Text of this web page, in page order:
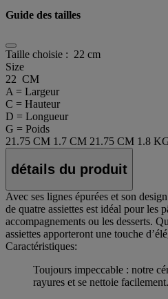
Guide des tailles
Taille choisie : 22 cm
Size
22 CM
A = Largeur
C = Hauteur
D = Longueur
G = Poids
21.75 CM 1.7 CM 21.75 CM 1.8
détails du produit
Avec ses lignes épurées et son
de quatre assiettes est idéal pour les
accompagnements ou les desserts.
assiettes apporteront une touche
Caractéristiques:
Toujours impeccable : notre
rayures et se nettoie facilement.